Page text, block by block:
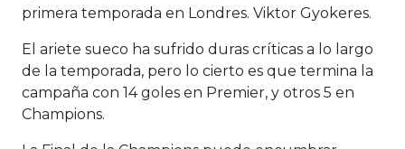
primera temporada en Londres. Viktor Gyokeres.
El ariete sueco ha sufrido duras críticas a lo largo
de la temporada, pero lo cierto es que termina la
campaña con 14 goles en Premier, y otros 5 en
Champions.